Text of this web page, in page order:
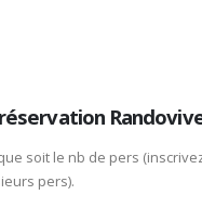
soit le nb de pers
pers).